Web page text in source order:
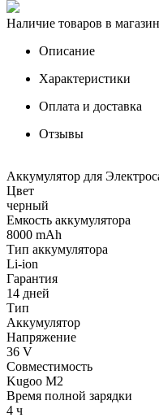
Наличие товаров в
Описание
Характеристики
Оплата и доставка
Отзывы
Аккумулятор для
Цвет
черный
Емкость аккумулятора
8000 mAh
Тип аккумулятора
Li-ion
Гарантия
14 дней
Тип
Аккумулятор
Напряжение
36 V
Совместимость
Kugoo M2
Время полной зарядки
4 ч